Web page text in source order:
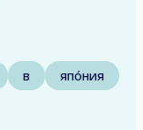
в
япо́ния